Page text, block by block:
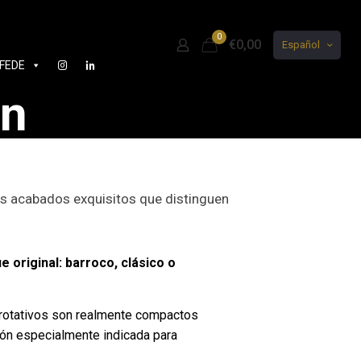
0
€0,00 Español
acabados exquisitos que distinguen
original: barroco, clásico o
son realmente compactos
especialmente indicada para